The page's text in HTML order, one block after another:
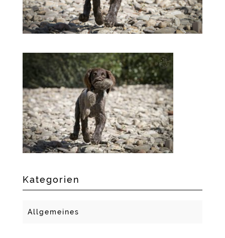
Kategorien
Allgemeines